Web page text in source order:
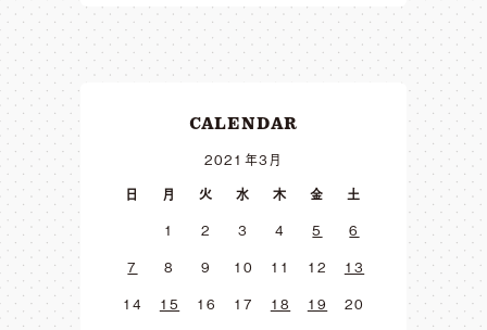
CALENDAR
2021年3月
日
月 火 水 木 金
土
1
2 3 4 5
6
7
8 9 10 11 12
13
14
15 16 17 18 19
20